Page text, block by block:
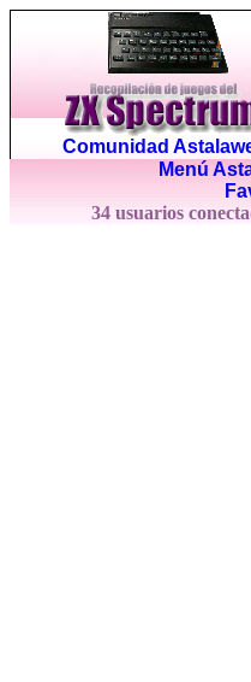
Comunidad
Menú
34 usuarios